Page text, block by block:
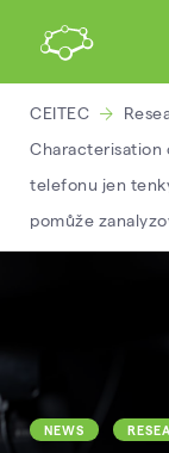
CEITEC
Characterisation
telefonu jen
pomůže
NEWS